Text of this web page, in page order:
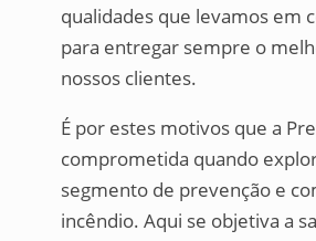
qualidades que levamos em
para entregar sempre o
nossos clientes.
É por estes motivos que a
comprometida quando
segmento de prevenção e
incêndio. Aqui se objetiva a